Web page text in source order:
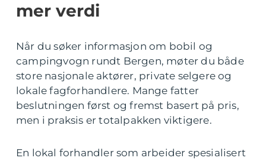
mer verdi
Når du søker informasjon om bobil og
campingvogn rundt Bergen, møter du både
store nasjonale aktører, private selgere og
lokale fagforhandlere. Mange fatter
beslutningen først og fremst basert på pris,
men i praksis er totalpakken viktigere.
En lokal forhandler som arbeider spesialisert